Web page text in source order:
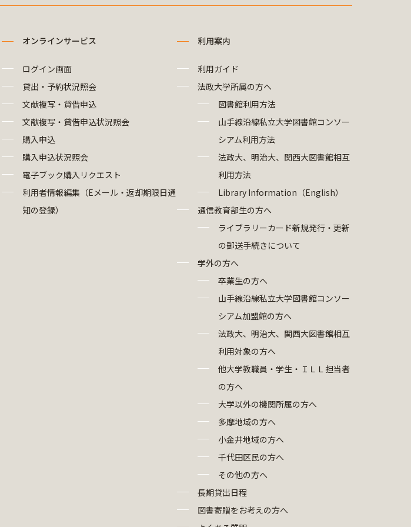
オンラインサービス
ログイン画面
貸出・予約状況照会
文献複写・貸借申込
文献複写・貸借申込状況照会
購入申込
購入申込状況照会
電子ブック購入リクエスト
利用者情報編集（Eメール・返却期限日通
知の登録）
利用案内
利用ガイド
法政大学所属の方へ
図書館利用方法
山手線沿線私立大学図書館コンソー
シアム利用方法
法政大、明治大、関西大図書館相互
利用方法
Library Information（English）
通信教育部生の方へ
ライブラリーカード新規発行・更新
の郵送手続きについて
学外の方へ
卒業生の方へ
山手線沿線私立大学図書館コンソー
シアム加盟館の方へ
法政大、明治大、関西大図書館相互
利用対象の方へ
他大学教職員・学生・ＩＬＬ担当者
の方へ
大学以外の機関所属の方へ
多摩地域の方へ
小金井地域の方へ
千代田区民の方へ
その他の方へ
長期貸出日程
図書寄贈をお考えの方へ